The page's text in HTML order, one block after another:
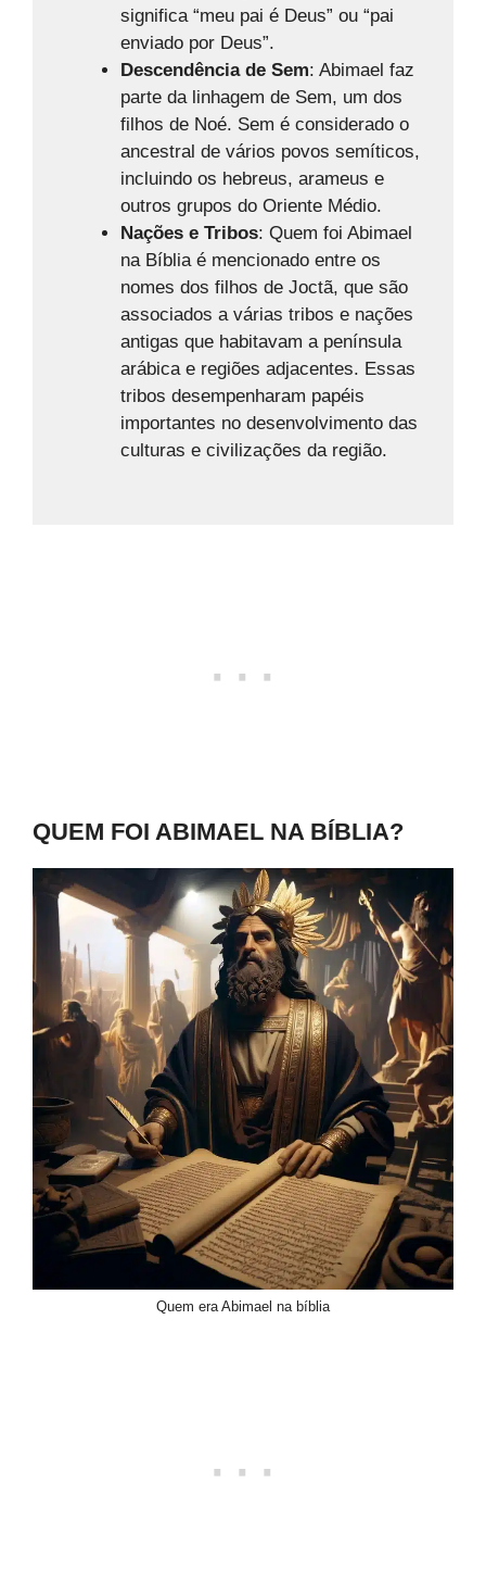
significa “meu pai é Deus” ou “pai
enviado por Deus”.
Descendência de Sem: Abimael faz
parte da linhagem de Sem, um dos
filhos de Noé. Sem é considerado o
ancestral de vários povos semíticos,
incluindo os hebreus, arameus e
outros grupos do Oriente Médio.
Nações e Tribos: Quem foi Abimael
na Bíblia é mencionado entre os
nomes dos filhos de Joctã, que são
associados a várias tribos e nações
antigas que habitavam a península
arábica e regiões adjacentes. Essas
tribos desempenharam papéis
importantes no desenvolvimento das
culturas e civilizações da região.
QUEM FOI ABIMAEL NA BÍBLIA?
Quem era Abimael na bíblia